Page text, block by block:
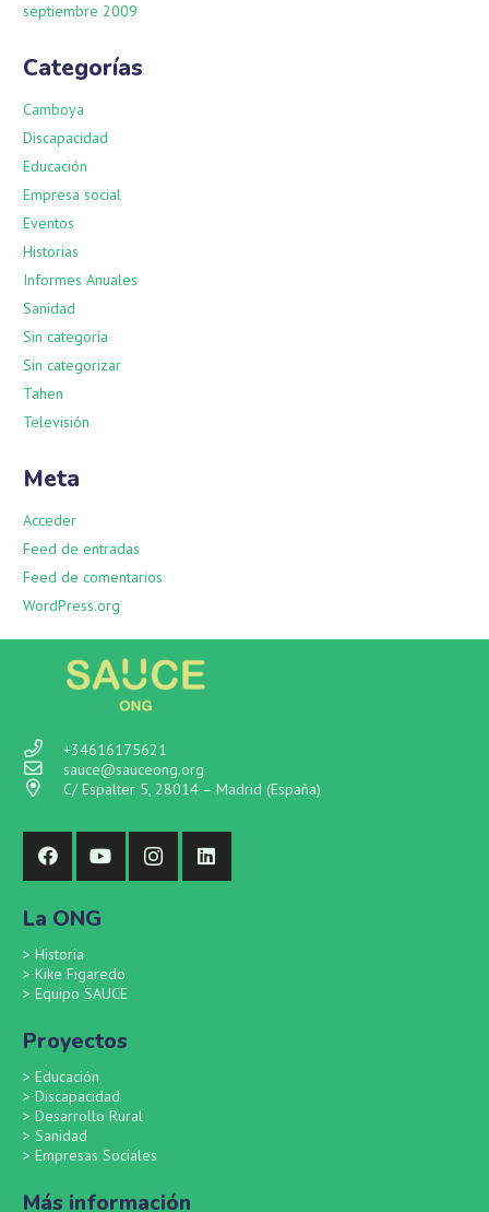
septiembre 2009
Categorías
Camboya
Discapacidad
Educación
Empresa social
Eventos
Historias
Informes Anuales
Sanidad
Sin categoría
Sin categorizar
Tahen
Televisión
Meta
Acceder
Feed de entradas
Feed de comentarios
WordPress.org
+34616175621
sauce@sauceong.org
C/ Espalter 5, 28014 – Madrid (España)
La ONG
> Historia
> Kike Figaredo
> Equipo SAUCE
Proyectos
> Educación
> Discapacidad
> Desarrollo Rural
> Sanidad
> Empresas Sociales
Más información